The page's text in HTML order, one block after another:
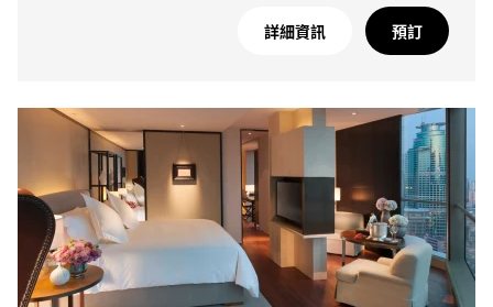
詳細資訊 預訂